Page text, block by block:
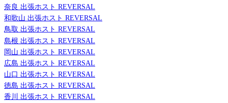
奈良 出張ホスト REVERSAL
和歌山 出張ホスト REVERSAL
鳥取 出張ホスト REVERSAL
島根 出張ホスト REVERSAL
岡山 出張ホスト REVERSAL
広島 出張ホスト REVERSAL
山口 出張ホスト REVERSAL
徳島 出張ホスト REVERSAL
香川 出張ホスト REVERSAL